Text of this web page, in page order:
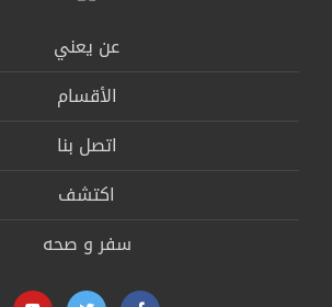
عن يعني
الأقسام
اتصل بنا
اكتشف
سفر و صحه